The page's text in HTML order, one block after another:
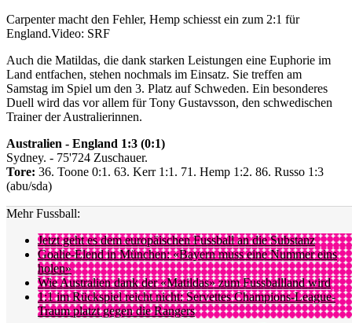
Carpenter macht den Fehler, Hemp schiesst ein zum 2:1 für
England.Video: SRF
Auch die Matildas, die dank starken Leistungen eine Euphorie im
Land entfachen, stehen nochmals im Einsatz. Sie treffen am
Samstag im Spiel um den 3. Platz auf Schweden. Ein besonderes
Duell wird das vor allem für Tony Gustavsson, den schwedischen
Trainer der Australierinnen.
Australien - England 1:3 (0:1)
Sydney. - 75'724 Zuschauer.
Tore: 36. Toone 0:1. 63. Kerr 1:1. 71. Hemp 1:2. 86. Russo 1:3
(abu/sda)
Mehr Fussball:
Jetzt geht es dem europäischen Fussball an die Substanz
Goalie-Elend in München: «Bayern muss eine Nummer eins
holen»
Wie Australien dank der «Matildas» zum Fussballland wird
1:1 im Rückspiel reicht nicht: Servettes Champions-League-
Traum platzt gegen die Rangers